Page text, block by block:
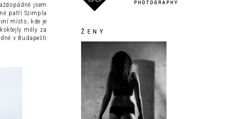
jsem
patří Szimpla
místo, kde je
měly za
v Budapešti
Ž E N Y